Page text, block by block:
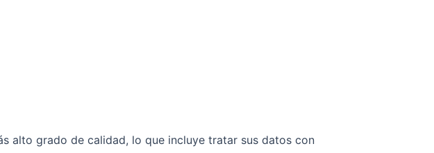
alto grado de calidad, lo que incluye tratar sus datos con